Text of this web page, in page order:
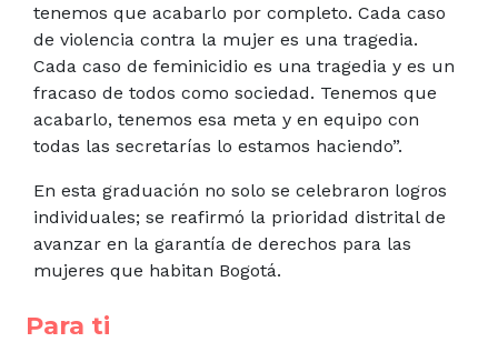
tenemos que acabarlo por completo. Cada caso
de violencia contra la mujer es una tragedia.
Cada caso de feminicidio es una tragedia y es un
fracaso de todos como sociedad. Tenemos que
acabarlo, tenemos esa meta y en equipo con
todas las secretarías lo estamos haciendo”.
En esta graduación no solo se celebraron logros
individuales; se reafirmó la prioridad distrital de
avanzar en la garantía de derechos para las
mujeres que habitan Bogotá.
Para ti